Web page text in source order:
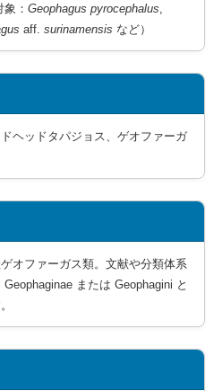
象：Geophagus pyrocephalus
aff.surinamensis など）
ヘッドタパジョス、ゲオファーガ
オファーガス類。文献や分類体系
または Geophagini と